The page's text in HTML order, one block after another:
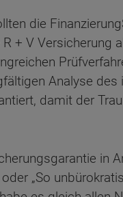
die
+ V
Analyse
damit der
„So